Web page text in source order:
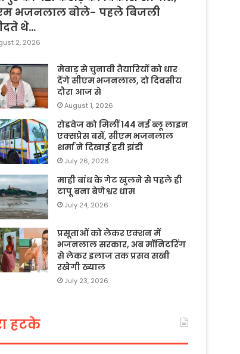
भजनलाल बोले- पहले बिजली
थे…
2, 2026
मेवाड़ से चुनावी तैयारियों को धार
देंगे सीएम भजनलाल, दो दिवसीय
दौरा आज से
August 1, 2026
रोडवेज को मिलीं 144 नई ब्लू लाइन
एक्सप्रेस बसें, सीएम भजनलाल
शर्मा ने दिखाई हरी झंडी
July 26, 2026
माही बांध के गेट खुलने से पहले ही
टापू बना बेणेश्वर धाम
July 24, 2026
प्रसूताओं को लेकर एक्शन में
भजनलाल सरकार, अब मॉनिटरिंग
से लेकर इलाज तक प्रसव सखी
रखेगी ख्याल
July 23, 2026
हटके